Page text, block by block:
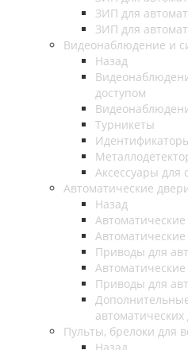
ЗИП для
ЗИП для
Видеонаблюдение и
Назад
доступом
Турникеты
Аксессуары для
Автоматические
Назад
Приводы для
Приводы для
Пульты, брелоки для